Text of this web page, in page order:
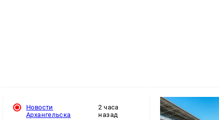
Новости
Архангельска
2 часа
назад